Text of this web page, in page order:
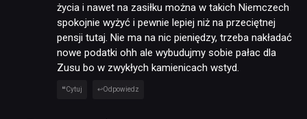
SKLEP
życia i nawet na zasiłku można w takich Niemczech
spokojnie wyżyć i pewnie lepiej niż na przeciętnej
pensji tutaj. Nie ma na nic pieniędzy, trzeba nakładać
nowe podatki ohh ale wybudujmy sobie pałac dla
Zusu bo w zwykłych kamienicach wstyd.
Cytuj Odpowiedz